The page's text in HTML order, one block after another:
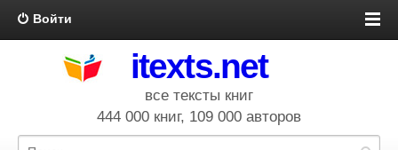
Войти
itexts.net
все тексты книг
444 000 книг, 109 000 авторов